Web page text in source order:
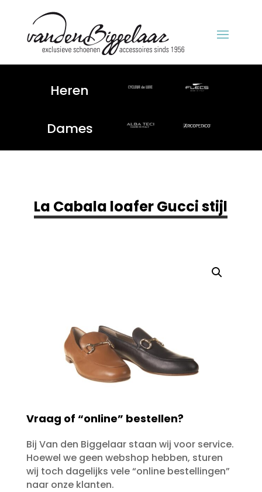
Heren
Dames
La Cabala loafer Gucci stijl
Vraag of “online” bestellen?
Bij Van den Biggelaar staan wij voor service.
Hoewel we geen webshop hebben, sturen
wij toch dagelijks vele “online bestellingen”
naar onze klanten.